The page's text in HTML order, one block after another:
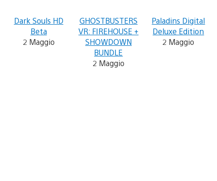
Dark Souls HD
Beta
2 Maggio
GHOSTBUSTERS
VR: FIREHOUSE +
SHOWDOWN
BUNDLE
2 Maggio
Paladins Digital
Deluxe Edition
2 Maggio